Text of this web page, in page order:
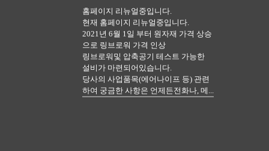
홈페이지 리뉴얼중입니다.
현재 홈페이지 리뉴얼중입니다.
2021년 6월 1일 부터 원자재 가격 상승
으로 링브로워 가격 인상
링브로워및 압축공기 테스트 가능한
설비가 마련되어있습니다.
당사의 사업품목(에어나이프 등) 관련
하여 궁금한 사항은 언제든전화나, 메...